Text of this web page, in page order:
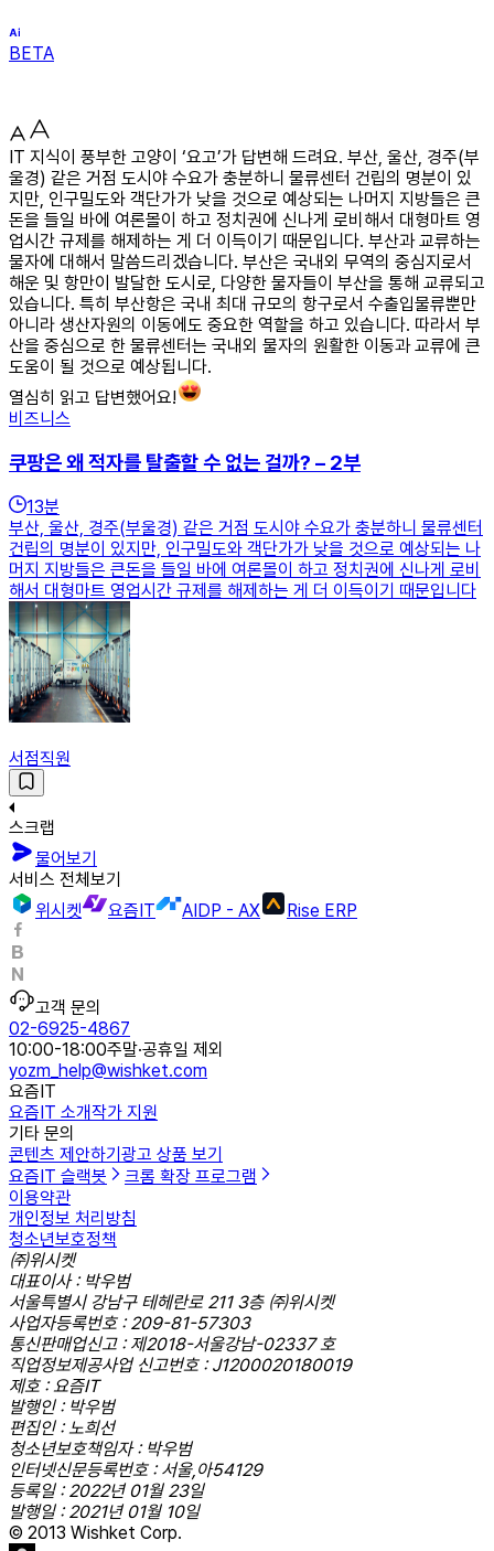
BETA
IT 지식이 풍부한 고양이 ‘요고’가 답변해 드려요. 부산, 울산, 경주(부
울경) 같은 거점 도시야 수요가 충분하니 물류센터 건립의 명분이 있
지만, 인구밀도와 객단가가 낮을 것으로 예상되는 나머지 지방들은 큰
돈을 들일 바에 여론몰이 하고 정치권에 신나게 로비해서 대형마트 영
업시간 규제를 해제하는 게 더 이득이기 때문입니다. 부산과 교류하는
물자에 대해서 말씀드리겠습니다. 부산은 국내외 무역의 중심지로서
해운 및 항만이 발달한 도시로, 다양한 물자들이 부산을 통해 교류되고
있습니다. 특히 부산항은 국내 최대 규모의 항구로서 수출입물류뿐만
아니라 생산자원의 이동에도 중요한 역할을 하고 있습니다. 따라서 부
산을 중심으로 한 물류센터는 국내외 물자의 원활한 이동과 교류에 큰
도움이 될 것으로 예상됩니다.
열심히 읽고 답변했어요!
비즈니스
쿠팡은 왜 적자를 탈출할 수 없는 걸까? – 2부
13분
부산, 울산, 경주(부울경) 같은 거점 도시야 수요가 충분하니 물류센터
건립의 명분이 있지만, 인구밀도와 객단가가 낮을 것으로 예상되는 나
머지 지방들은 큰돈을 들일 바에 여론몰이 하고 정치권에 신나게 로비
해서 대형마트 영업시간 규제를 해제하는 게 더 이득이기 때문입니다
서점직원
스크랩
물어보기
서비스 전체보기
위시켓
요즘IT AIDP - AX Rise ERP
고객 문의
02-6925-4867
10:00-18:00주말·공휴일 제외
yozm_help@wishket.com
요즘IT
요즘IT 소개작가 지원
기타 문의
콘텐츠 제안하기 광고 상품 보기
요즘IT 슬랙봇
크롬 확장 프로그램
이용약관
개인정보 처리방침
청소년보호정책
㈜위시켓
대표이사 : 박우범
서울특별시 강남구 테헤란로 211 3층 ㈜위시켓
사업자등록번호 : 209-81-57303
통신판매업신고 : 제2018-서울강남-02337 호
직업정보제공사업 신고번호 : J1200020180019
제호 : 요즘IT
발행인 : 박우범
편집인 : 노희선
청소년보호책임자 : 박우범
인터넷신문등록번호 : 서울,아54129
등록일 : 2022년 01월 23일
발행일 : 2021년 01월 10일
© 2013 Wishket Corp.